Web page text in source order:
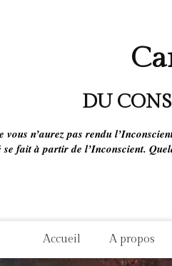
DU
vous n’aurez pas rendu
fait à partir de l’Inconscient.
Accueil A propos